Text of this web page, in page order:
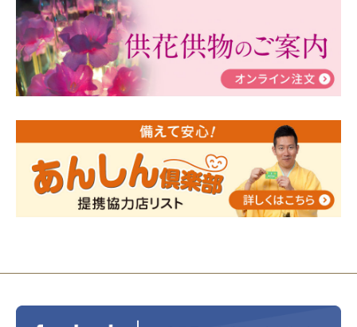
ぶ！はじめてのお葬式」小さな家族葬ハウス®町田成
瀬 ご参加ありがとうございました！
2024/01/19令和6年能登半島地震災害の寄付のご報
告
人形供養 寄付のご報告
2023/12/16終活なるほど教室＠小さな家族葬ハウ
ス®上鶴間 エンディングノートを書いてみよう！
2023/11/29 永田屋創業110周年記念式典 レンブラ
ントホテル東京町田